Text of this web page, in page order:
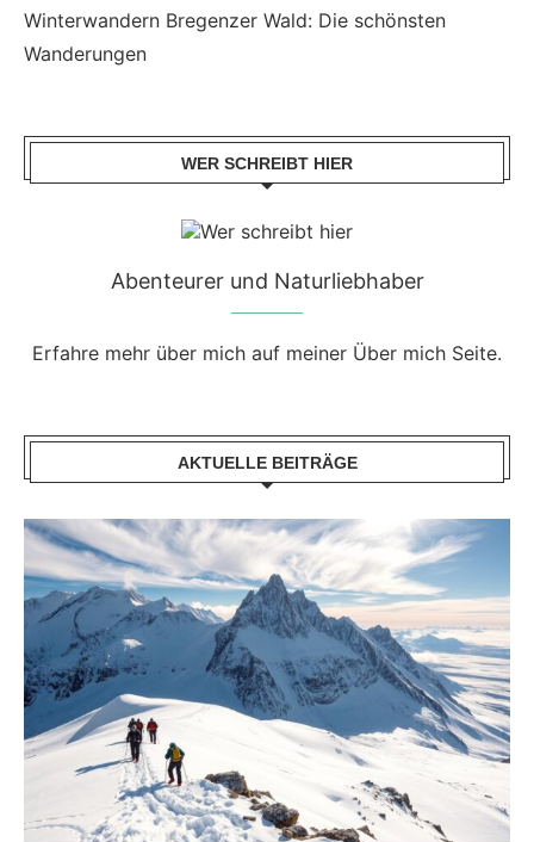
Winterwandern Bregenzer Wald: Die schönsten
Wanderungen
WER SCHREIBT HIER
Abenteurer und Naturliebhaber
Erfahre mehr über mich auf meiner Über mich Seite.
AKTUELLE BEITRÄGE